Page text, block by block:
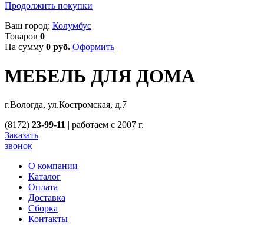
Продолжить покупки
Ваш город: Колумбус
Товаров 0
На сумму 0 руб. Оформить
МЕБЕЛЬ ДЛЯ ДОМА
г.Вологда, ул.Костромская, д.7
(8172) 23-99-11 | работаем с 2007 г.
Заказать
звонок
О компании
Каталог
Оплата
Доставка
Сборка
Контакты